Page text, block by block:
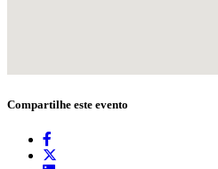
Compartilhe este evento